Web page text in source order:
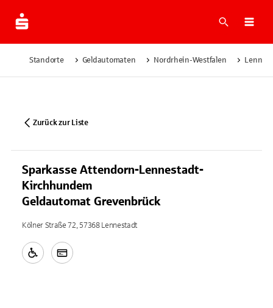
Suche
Standorte Geldautomaten Nordrhein-Westfalen
Zurück zur Liste
Sparkasse Attendorn-Lennestadt-
Kirchhundem
Geldautomat Grevenbrück
Kölner Straße 72, 57368 Lennestadt